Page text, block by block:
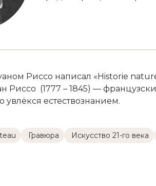
Риссо написал «Historie
Риссо (1777 – 1845) —
увлёкся естествознанием.
Гравюра Искусство 21-го века